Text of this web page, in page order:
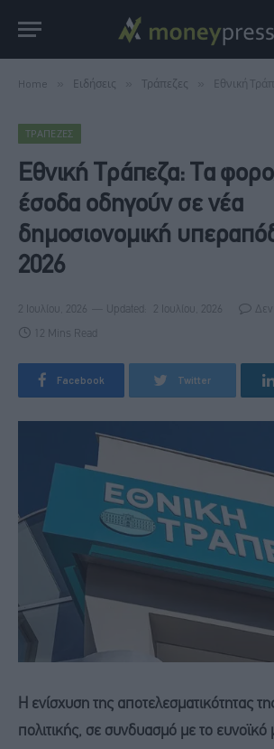
Home Ειδήσεις Τράπεζες Εθνική Τράπεζα: Τα φορολογικά
ΤΡΆΠΕΖΕΣ
Εθνική Τράπεζα: Τα
έσοδα οδηγούν σε νέα
δημοσιονομική
2026
2 Ιουλίου, 2026 Updated: 2 Ιουλίου, 2026 Δεν
12 Mins Read
Facebook Twitter
Η ενίσχυση της αποτελεσματικότητας
πολιτικής, σε συνδυασμό με το ευνοϊκό